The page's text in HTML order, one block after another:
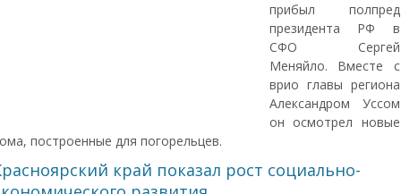
прибыл полпред
президента РФ в
СФО Сергей
Меняйло. Вместе с
врио главы региона
Александром Уссом
он осмотрел новые
построенные для погорельцев.
край показал рост социально-